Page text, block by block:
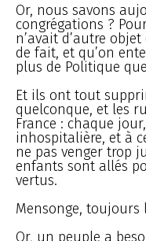
Or, nous savons
congrégations ?
n’avait d’autre
de fait, et qu’on
plus de Politique
Et ils ont tout
quelconque, et les
France : chaque
inhospitalière, et à
ne pas venger trop
enfants sont allés
vertus.
Mensonge, toujours
Or, un peuple a